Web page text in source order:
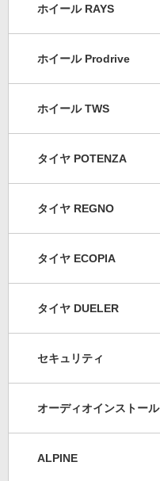
ホイール RAYS
ホイール Prodrive
ホイール TWS
タイヤ POTENZA
タイヤ REGNO
タイヤ ECOPIA
タイヤ DUELER
セキュリティ
オーディオインストール
ALPINE